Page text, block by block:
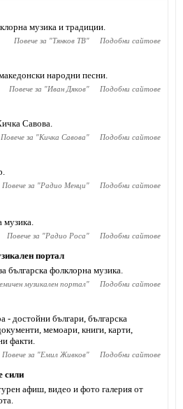
музика и традиции.
Повече за "Тянков ТВ" Подобни сайтове
народни песни.
Повече за "Иван Дяков" Подобни сайтове
Савова.
Повече за "Кичка Савова" Подобни сайтове
Повече за "Радио Менци" Подобни сайтове
музика.
Повече за "Радио Роса" Подобни сайтове
портал
българска фолклорна музика.
музикален портал" Подобни сайтове
- достойни българи, българска
мемоари, книги, карти,
факти.
Повече за "Емил Живков" Подобни сайтове
сили
афиш, видeо и фото галерия от